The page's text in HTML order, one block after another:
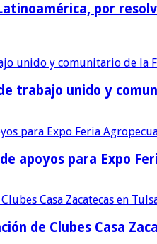
por
trabajo unido y
apoyos para Expo
de Clubes Casa